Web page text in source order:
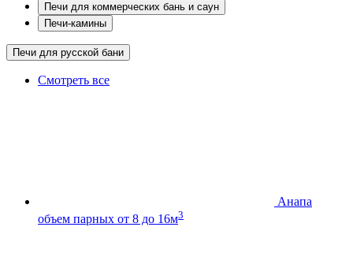
Печи для коммерческих бань и саун
Печи-камины
Печи для русской бани
Смотреть все
Анапа
объем парных от 8 до 16м3